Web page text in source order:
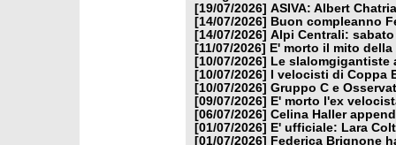
[19/07/2026] ASIVA: Albert
[14/07/2026]
Buon compleanno
[14/07/2026] Alpi Centrali:
[11/07/2026]
E' morto il mito
[10/07/2026]
Le
[10/07/2026]
I velocisti di Coppa
[10/07/2026] Gruppo C e
[09/07/2026]
E' morto l'ex
[06/07/2026] Celina Haller
[01/07/2026]
E' ufficiale: Lara
[01/07/2026]
Federica Brignone